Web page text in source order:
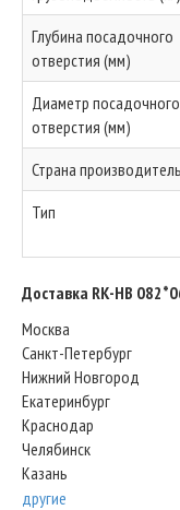
Глубина посадочного
отверстия (мм)
Диаметр посадочного
отверстия (мм)
Страна производитель
Тип
Доставка RK-HB
Москва
Санкт-Петербург
Нижний Новгород
Екатеринбург
Краснодар
Челябинск
Казань
другие